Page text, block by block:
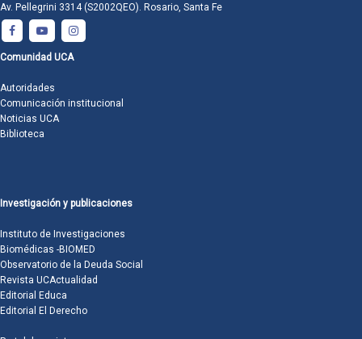
Av. Pellegrini 3314 (S2002QEO). Rosario, Santa Fe
Comunidad UCA
Autoridades
Comunicación institucional
Noticias UCA
Biblioteca
Investigación y publicaciones
Instituto de Investigaciones
Biomédicas -BIOMED
Observatorio de la Deuda Social
Revista UCActualidad
Editorial Educa
Editorial El Derecho